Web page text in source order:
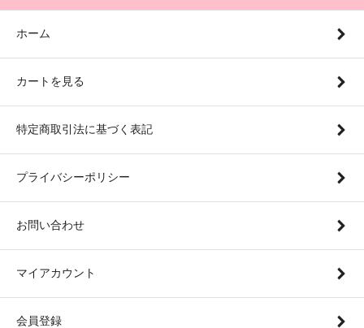
ホーム
カートを見る
特定商取引法に基づく表記
プライバシーポリシー
お問い合わせ
マイアカウント
会員登録